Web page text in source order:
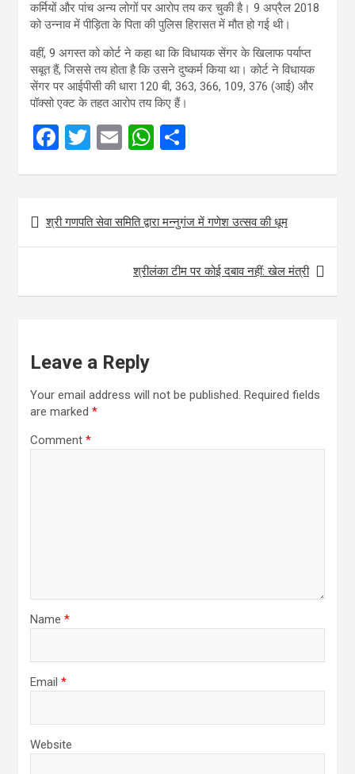
कर्मियों और पांच अन्य लोगों पर आरोप तय कर चुकी है। 9 अप्रैल 2018
को उन्नाव में पीड़िता के पिता की पुलिस हिरासत में मौत हो गई थी।
वहीं, 9 अगस्त को कोर्ट ने कहा था कि विधायक सेंगर के खिलाफ पर्याप्त
सबूत हैं, जिससे तय होता है कि उसने दुष्कर्म किया था। कोर्ट ने विधायक
सेंगर पर आईपीसी की धारा 120 बी, 363, 366, 109, 376 (आई) और
पॉक्सो एक्ट के तहत आरोप तय किए हैं।
F
b
o
k
T
er
E
W
s
A
p
p
e
Post
navigation
श्री गणपति सेवा समिति द्वारा मन्नुगंज में गणेश उत्सव की धूम
श्रीलंका टीम पर कोई दबाव नहीं: खेल मंत्री
Leave a Reply
Your email address will not be published. Required fields
are marked *
Comment *
Name *
Email *
Website